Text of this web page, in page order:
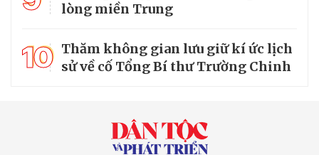
lòng miền Trung
10 Thăm không gian lưu giữ kí ức lịch
sử về cố Tổng Bí thư Trường Chinh